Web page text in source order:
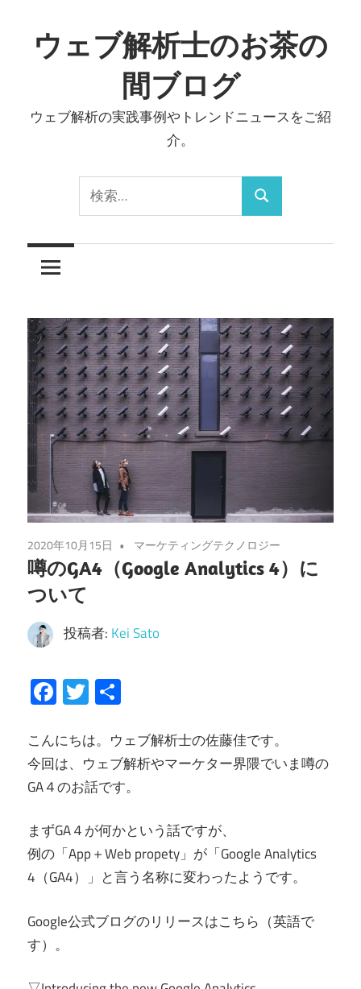
ン
へ
ウェブ解析士のお茶の
間ブログ
ウェブ解析の実践事例やトレンドニュースをご紹
介。
索:
検
2020年10月15日 マーケティングテクノロジー
噂のGA4（Google Analytics 4）に
ついて
投稿者: Kei Sato
Facebook
Twitter
こんにちは。ウェブ解析士の佐藤佳です。
今回は、ウェブ解析やマーケター界隈でいま噂の
GA４のお話です。
まずGA４が何かという話ですが、
例の「App＋Web propety」が「Google Analytics
4（GA4）」と言う名称に変わったようです。
Google公式ブログのリリースはこちら（英語で
す）。